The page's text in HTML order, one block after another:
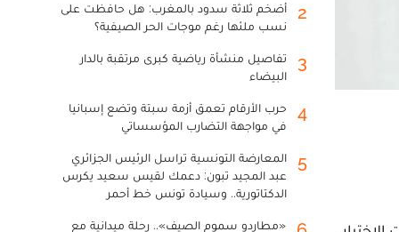
2
أضخم ثلاثة سدود بالمغرب: هل حافظت على
نسب ملئها رغم موجات الحر الصيفية؟
3
تفاصيل منشأة رياضية كبرى مرتقبة بالدار
البيضاء
4
حرب الأرقام تعمق أزمة سبتة وتضع إسبانيا
في مواجهة التضارب المؤسساتي
5
المعارضة التونسية تراسل الرئيس الجزائري
عبد المجيد تبون: دعمك لقيس سعيد يكرس
الدكتاتورية.. وسيادة تونس خط أحمر
«مطارِدو سموم الصيف».. رحلة ميدانية مع